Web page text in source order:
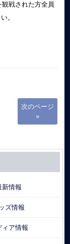
戦された方全員
。
次のページ
»
新情報
ズ情報
ィア情報